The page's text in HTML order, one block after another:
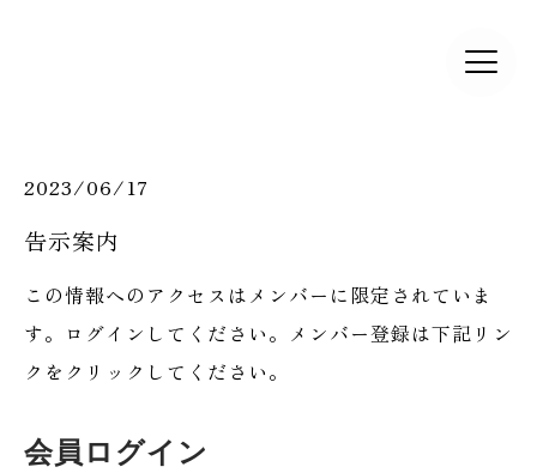
2023/06/17
告示案内
この情報へのアクセスはメンバーに限定されていま
す。ログインしてください。メンバー登録は下記リン
クをクリックしてください。
会員ログイン